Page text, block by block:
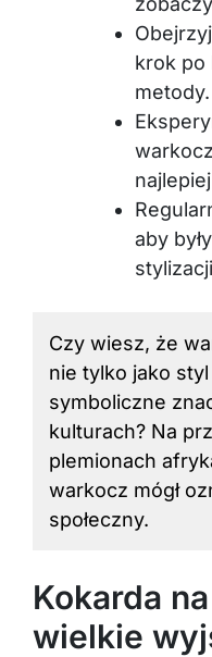
krok po
metody.
aby
Czy wiesz, że
nie tylko jako
symboliczne
kulturach? Na
plemionach
warkocz mógł
społeczny.
Kokarda
wielkie